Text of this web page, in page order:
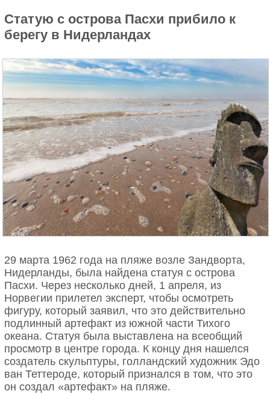
Статую с острова Пасхи прибило к
берегу в Нидерландах
29 марта 1962 года на пляже возле Зандворта,
Нидерланды, была найдена статуя с острова
Пасхи. Через несколько дней, 1 апреля, из
Норвегии прилетел эксперт, чтобы осмотреть
фигуру, который заявил, что это действительно
подлинный артефакт из южной части Тихого
океана. Статуя была выставлена на всеобщий
просмотр в центре города. К концу дня нашелся
создатель скульптуры, голландский художник Эдо
ван Теттероде, который признался в том, что это
он создал «артефакт» на пляже.